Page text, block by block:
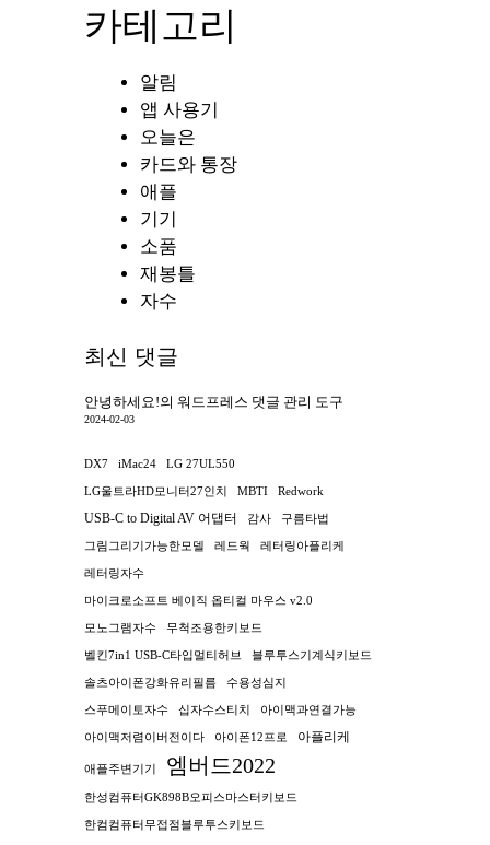
카테고리
알림
앱 사용기
오늘은
카드와 통장
애플
기기
소품
재봉틀
자수
최신 댓글
안녕하세요!의 워드프레스 댓글 관리 도구
2024-02-03
DX7 iMac24 LG 27UL550
LG울트라HD모니터27인치 MBTI Redwork
USB-C to Digital AV 어댑터 감사 구름타법
그림그리기가능한모델 레드웍 레터링아플리케
레터링자수
마이크로소프트 베이직 옵티컬 마우스 v2.0
모노그램자수 무척조용한키보드
벨킨7in1 USB-C타입멀티허브 블루투스기계식키보드
솔츠아이폰강화유리필름 수용성심지
스푸메이토자수 십자수스티치 아이맥과연결가능
아이맥저렴이버전이다 아이폰12프로 아플리케
애플주변기기 엠버드2022
한성컴퓨터GK898B오피스마스터키보드
한컴컴퓨터무접점블루투스키보드